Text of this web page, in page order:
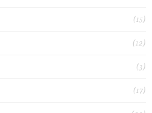
(15)
(12)
(3)
(17)